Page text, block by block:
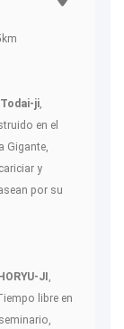
Todai-ji
en el
Gigante,
y
por su
JI
libre en